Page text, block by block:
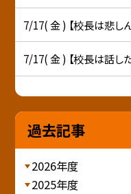
7/17( 金 ) 【校長は悲し
7/17( 金 ) 【校長は話し
過去記事
2026年度
2025年度